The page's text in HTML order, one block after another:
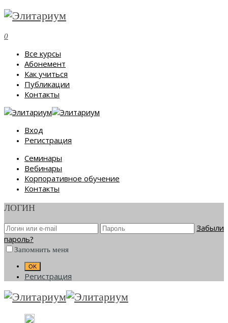
0
Все курсы
Абонемент
Как учиться
Публикации
Контакты
Вход
Регистрация
Семинары
Вебинары
Корпоративное обучение
Контакты
ЛОГИН
Забыли
пароль?
Запомнить меня
Регистрация